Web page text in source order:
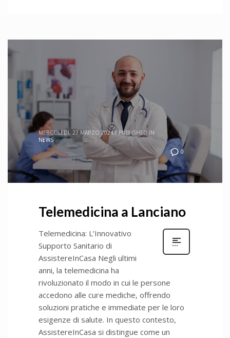
0
MERCOLEDÌ, 27 MARZO 2024 / PUBLISHED IN
NEWS
Telemedicina a Lanciano
Telemedicina: L’Innovativo
Supporto Sanitario di
AssistereInCasa Negli ultimi
anni, la telemedicina ha
rivoluzionato il modo in cui le persone
accedono alle cure mediche, offrendo
soluzioni pratiche e immediate per le loro
esigenze di salute. In questo contesto,
AssistereInCasa si distingue come un